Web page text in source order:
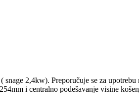
2,4kw). Preporučuje se za
i centralno podešavanje visine